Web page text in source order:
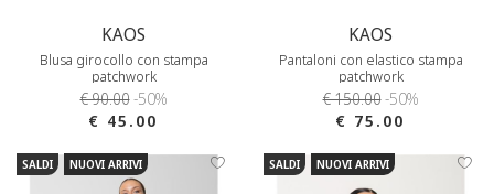
KAOS
Blusa girocollo con stampa
patchwork
€ 90.00-50%
€ 45.00
KAOS
Pantaloni con elastico stampa
patchwork
€ 150.00-50%
€ 75.00
SALDI NUOVI ARRIVI SALDI NUOVI ARRIVI